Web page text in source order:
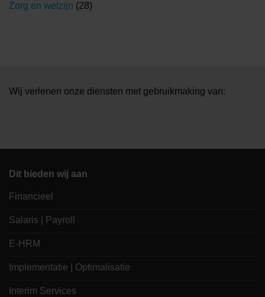
Zorg en welzijn (28)
Wij verlenen onze diensten met gebruikmaking van:
Dit bieden wij aan
Financieel
Salaris | Payroll
E-HRM
Implementatie | Optimalisatie
Interim Services